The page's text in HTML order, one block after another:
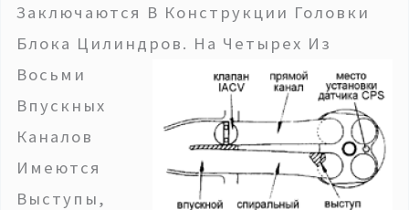
Заключаются В Конструкции Головки
Блока Цилиндров. На Четырех Из
Восьми
Впускных
Каналов
Имеются
Выступы,